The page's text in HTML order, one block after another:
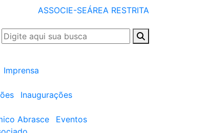
ASSOCIE-SEÁREA RESTRITA
Imprensa
Inaugurações
Abrasce
Eventos